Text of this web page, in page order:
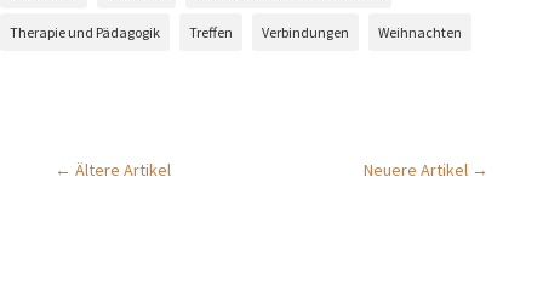
Therapie und Pädagogik Treffen Verbindungen Weihnachten
← Ältere Artikel Neuere Artikel →